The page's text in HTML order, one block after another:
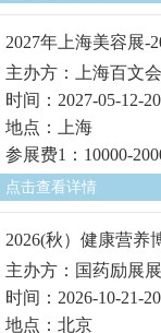
2027年上海美容展-
主办方：上海百文
时间：2027-05-12-
地点：上海
参展费1：10000-
点击查看详情
2026(秋）健康营养
主办方：国药励展
时间：2026-10-21-
地点：北京